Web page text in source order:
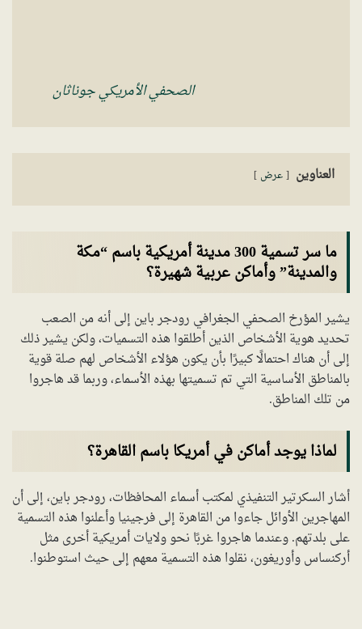
الصحفي الأمريكي جوناثان
العناوين عرض
ما سر تسمية 300 مدينة أمريكية باسم “مكة
والمدينة” وأماكن عربية شهيرة؟
يشير المؤرخ الصحفي الجغرافي رودجر باين إلى أنه من الصعب
تحديد هوية الأشخاص الذين أطلقوا هذه التسميات، ولكن يشير ذلك
إلى أن هناك احتمالًا كبيرًا بأن يكون هؤلاء الأشخاص لهم صلة قوية
بالمناطق الأساسية التي تم تسميتها بهذه الأسماء، وربما قد هاجروا
من تلك المناطق.
لماذا يوجد أماكن في أمريكا باسم القاهرة؟
أشار السكرتير التنفيذي لمكتب أسماء المحافظات، رودجر باين، إلى أن
المهاجرين الأوائل جاءوا من القاهرة إلى فرجينيا وأعلنوا هذه التسمية
على بلدتهم. وعندما هاجروا غربًا نحو ولايات أمريكية أخرى مثل
أركنساس وأوريغون، نقلوا هذه التسمية معهم إلى حيث استوطنوا.